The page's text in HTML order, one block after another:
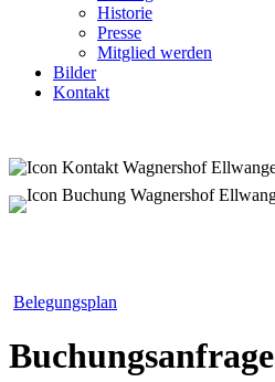
Historie
Presse
Mitglied werden
Bilder
Kontakt
Belegungsplan
Buchungsanfrage